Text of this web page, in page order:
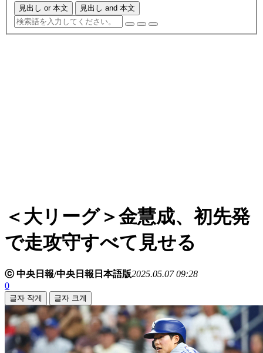
見出し or 本文 見出し and 本文
＜大リーグ＞金慧成、初先発
で走攻守すべて見せる
ⓒ 中央日報/中央日報日本語版2025.05.07 09:28
0
글자 작게 글자 크게